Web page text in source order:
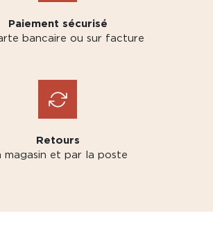
Paiement sécurisé
bancaire ou sur facture
Retours
magasin et par la poste